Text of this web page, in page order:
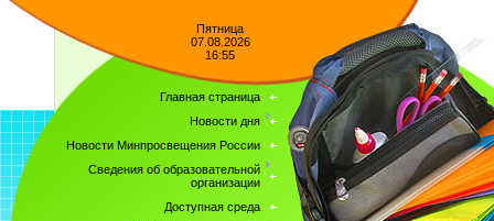
Пятница
07.08.2026
16:55
Главная страница
Новости дня
Новости Минпросвещения России
Сведения об образовательной
организации
Доступная среда